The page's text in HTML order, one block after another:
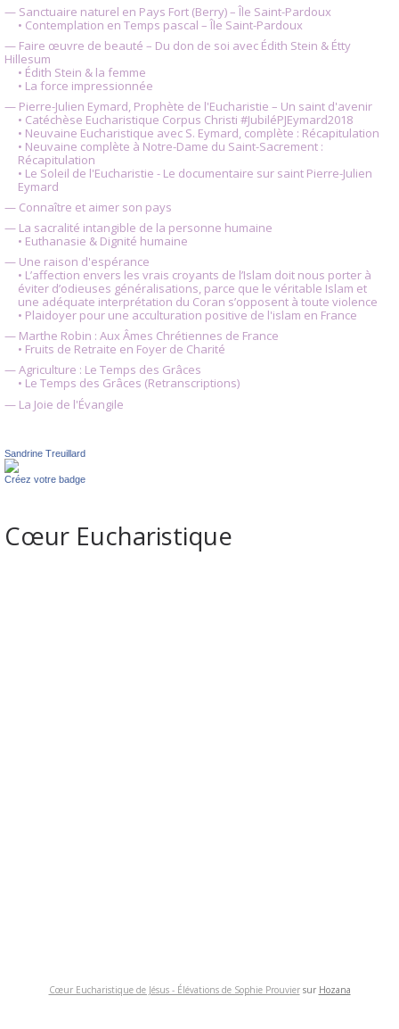
— Sanctuaire naturel en Pays Fort (Berry) – Île Saint-Pardoux
• Contemplation en Temps pascal – Île Saint-Pardoux
— Faire œuvre de beauté – Du don de soi avec Édith Stein & Étty
Hillesum
• Édith Stein & la femme
• La force impressionnée
— Pierre-Julien Eymard, Prophète de l'Eucharistie – Un saint d'avenir
• Catéchèse Eucharistique Corpus Christi #JubiléPJEymard2018
• Neuvaine Eucharistique avec S. Eymard, complète : Récapitulation
• Neuvaine complète à Notre-Dame du Saint-Sacrement :
Récapitulation
• Le Soleil de l'Eucharistie - Le documentaire sur saint Pierre-Julien
Eymard
— Connaître et aimer son pays
— La sacralité intangible de la personne humaine
• Euthanasie & Dignité humaine
— Une raison d'espérance
• L’affection envers les vrais croyants de l’Islam doit nous porter à
éviter d’odieuses généralisations, parce que le véritable Islam et
une adéquate interprétation du Coran s’opposent à toute violence
• Plaidoyer pour une acculturation positive de l'islam en France
— Marthe Robin : Aux Âmes Chrétiennes de France
• Fruits de Retraite en Foyer de Charité
— Agriculture : Le Temps des Grâces
• Le Temps des Grâces (Retranscriptions)
— La Joie de l'Évangile
Sandrine Treuillard
Créez votre badge
Cœur Eucharistique
Cœur Eucharistique de Jésus - Élévations de Sophie Prouviersur Hozana